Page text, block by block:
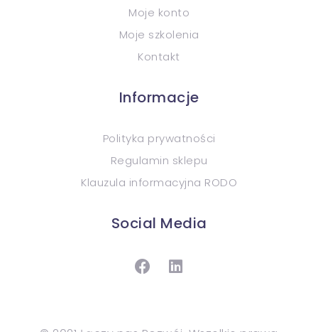
Moje konto
Moje szkolenia
Kontakt
Informacje
Polityka prywatności
Regulamin sklepu
Klauzula informacyjna RODO
Social Media